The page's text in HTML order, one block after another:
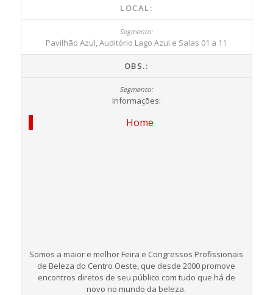
LOCAL:
Pavilhão Azul, Auditório Lago Azul e Salas 01 a 11
OBS.:
Informações:
Home
Somos a maior e melhor Feira e Congressos Profissionais
de Beleza do Centro Oeste, que desde 2000 promove
encontros diretos de seu público com tudo que há de
novo no mundo da beleza.